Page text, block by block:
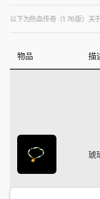
以下为热血传奇（1.76版）关
物品 描
琥